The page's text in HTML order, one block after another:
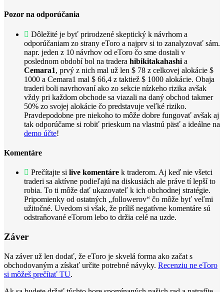
Pozor na odporúčania
Dôležité je byť prirodzené skeptický k návrhom a
odporúčaniam zo strany eToro a najprv si to zanalyzovať sám.
napr. jeden z 10 návrhov od eToro čo sme dostali v
poslednom období bol na tradera hibikitakahashi a
Cemara1, prvý z nich mal už len $ 78 z celkovej alokácie $
1000 a Cemara1 mal $ 66,4 z taktiež $ 1000 alokácie. Obaja
traderi boli navrhovaní ako zo sekcie nízkeho rizika avšak
vždy pri každom obchode sa viazali na daný obchod takmer
50% zo svojej alokácie čo predstavuje veľké riziko.
Pravdepodobne pre niekoho to môže dobre fungovať avšak aj
tak odporúčame si robiť prieskum na vlastnú päsť a ideálne na
demo účte!
Komentáre
Prečítajte si live komentáre k traderom. Aj keď nie všetci
traderi sa aktívne podieľajú na diskusiách ale práve tí lepší to
robia. To ti môže dať ukazovateľ k ich obchodnej stratégie.
Pripomienky od ostatných „followerov“ čo môže byť veľmi
užitočné. Uvedom si však, že príliš negatívne komentáre sú
odstraňované eTorom lebo to držia celé na uzde.
Záver
Na záver už len dodať, že eToro je skvelá forma ako začat s
obchodovaným a získať určite potrebné návyky. Recenziu ne eToro
si môžeš prečítať TU.